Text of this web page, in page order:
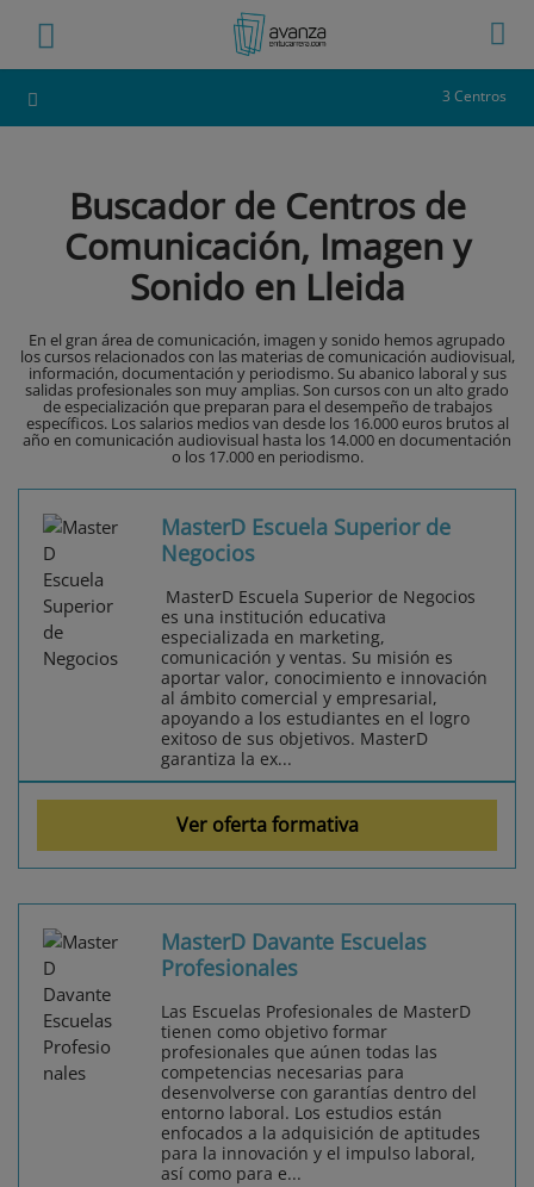
3 Centros
Buscador de Centros de
Comunicación, Imagen y
Sonido en Lleida
En el gran área de comunicación, imagen y sonido hemos agrupado
los cursos relacionados con las materias de comunicación audiovisual,
información, documentación y periodismo. Su abanico laboral y sus
salidas profesionales son muy amplias. Son cursos con un alto grado
de especialización que preparan para el desempeño de trabajos
específicos. Los salarios medios van desde los 16.000 euros brutos al
año en comunicación audiovisual hasta los 14.000 en documentación
o los 17.000 en periodismo.
MasterD Escuela Superior de
Negocios
MasterD Escuela Superior de Negocios
es una institución educativa
especializada en marketing,
comunicación y ventas. Su misión es
aportar valor, conocimiento e innovación
al ámbito comercial y empresarial,
apoyando a los estudiantes en el logro
exitoso de sus objetivos. MasterD
garantiza la ex...
Ver oferta formativa
MasterD Davante Escuelas
Profesionales
Las Escuelas Profesionales de MasterD
tienen como objetivo formar
profesionales que aúnen todas las
competencias necesarias para
desenvolverse con garantías dentro del
entorno laboral. Los estudios están
enfocados a la adquisición de aptitudes
para la innovación y el impulso laboral,
así como para e...